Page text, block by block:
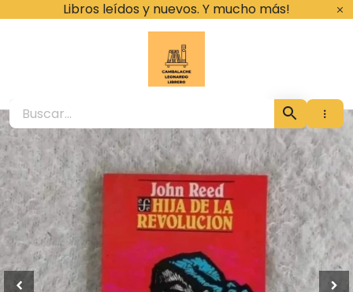
Libros leídos y nuevos. Y mucho más!
Cambalache